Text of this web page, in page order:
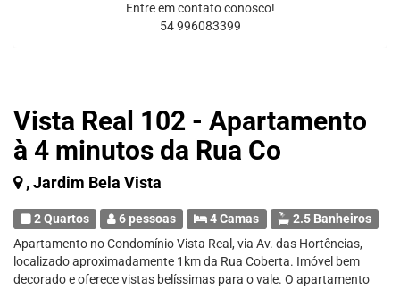
Vista Real 102 - Apartamento
à 4 minutos da Rua Co
, Jardim Bela Vista
2 Quartos 6 pessoas 4 Camas
2.5 Banheiros
Apartamento no Condomínio Vista Real, via Av. das Hortências,
localizado aproximadamente 1km da Rua Coberta. Imóvel bem
decorado e oferece vistas belíssimas para o vale. O apartamento
Entre em contato conosco!
54 996083399